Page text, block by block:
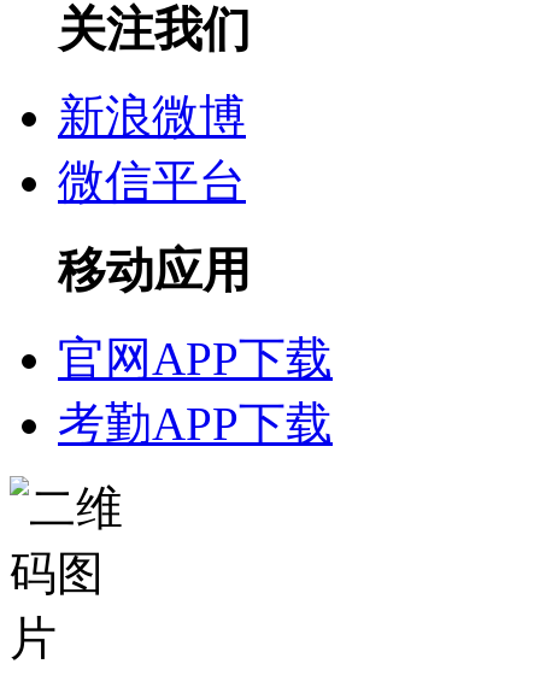
关注我们
新浪微博
微信平台
移动应用
官网APP下载
考勤APP下载